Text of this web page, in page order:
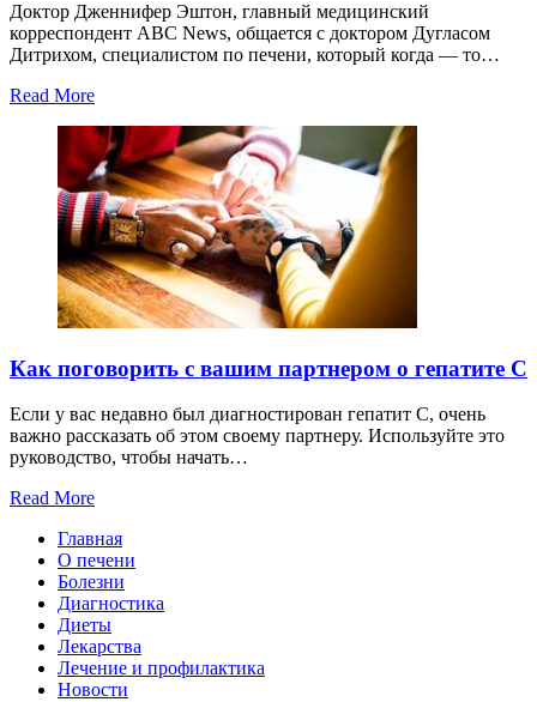
Доктор Дженнифер Эштон, главный медицинский
корреспондент ABC News, общается с доктором Дугласом
Дитрихом, специалистом по печени, который когда — то…
Read More
Как поговорить с вашим партнером о гепатите С
Если у вас недавно был диагностирован гепатит С, очень
важно рассказать об этом своему партнеру. Используйте это
руководство, чтобы начать…
Read More
Главная
О печени
Болезни
Диагностика
Диеты
Лекарства
Лечение и профилактика
Новости